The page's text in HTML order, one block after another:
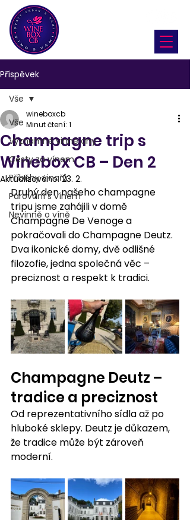
Příspěvek
Vše
Významné vinné dny
Cesty za vínem
Příběhy vinařů
Párování s vínem
Nevinně o víně
Vše
Champagne trip s
Winebox CB – Den 2
wineboxcb
Minut čtení: 1
Aktualizováno:23. 2.
Druhý den našeho champagne
tripu jsme zahájili v domě
Champagne De Venoge a
pokračovali do Champagne Deutz.
Dva ikonické domy, dvě odlišné
filozofie, jedna společná věc –
preciznost a respekt k tradici.
Champagne Deutz –
tradice a preciznost
Od reprezentativního sídla až po
hluboké sklepy. Deutz je důkazem,
že tradice může být zároveň
moderní.